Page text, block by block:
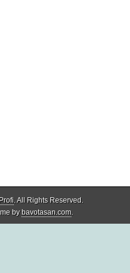
. All Rights Reserved.
bybavotasan.com.